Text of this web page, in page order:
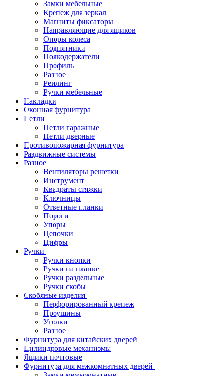
Замки мебельные
Крепеж для зеркал
Магниты фиксаторы
Направляющие для ящиков
Опоры колеса
Подпятники
Полкодержатели
Профиль
Разное
Рейлинг
Ручки мебельные
Накладки
Оконная фурнитура
Петли
Петли гаражные
Петли дверные
Противопожарная фурнитура
Раздвижные системы
Разное
Вентиляторы решетки
Инструмент
Квадраты стяжки
Ключницы
Ответные планки
Пороги
Упоры
Цепочки
Цифры
Ручки
Ручки кнопки
Ручки на планке
Ручки раздельные
Ручки скобы
Скобяные изделия
Перфорированный крепеж
Проушины
Уголки
Разное
Фурнитура для китайских дверей
Цилиндровые механизмы
Ящики почтовые
Фурнитура для межкомнатных дверей